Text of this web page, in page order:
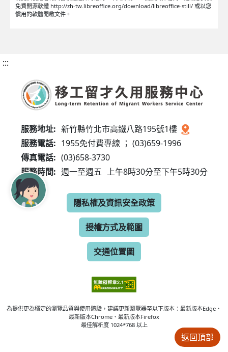
返回頂部
免費開源軟體 http://zh-tw.libreoffice.org/download/libreoffice-still/ 或以您
慣用的軟體開啟文件。
:::
服務地址: 新竹縣竹北市高鐵八路195號1樓
服務電話: 1955免付費專線 ； (03)659-1996
傳真電話: (03)658-3730
服務時間: 週一至週五 上午8時30分至下午5時30分
隱私權及資訊安全政策
授權方式及範圍
交通位置圖
為提供更為穩定的瀏覽品質與使用體驗，建議更新瀏覽器至以下版本：最新版本Edge、
最新版本Chrome、最新版本Firefox
最佳解析度 1024*768 以上